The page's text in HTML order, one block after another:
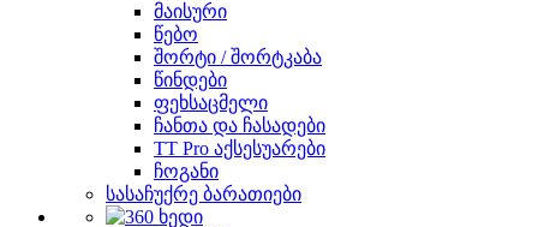
მაისური
წებო
შორტი / შორტკაბა
წინდები
ფეხსაცმელი
ჩანთა და ჩასადები
TT Pro აქსესუარები
ჩოგანი
სასაჩუქრე ბარათიები